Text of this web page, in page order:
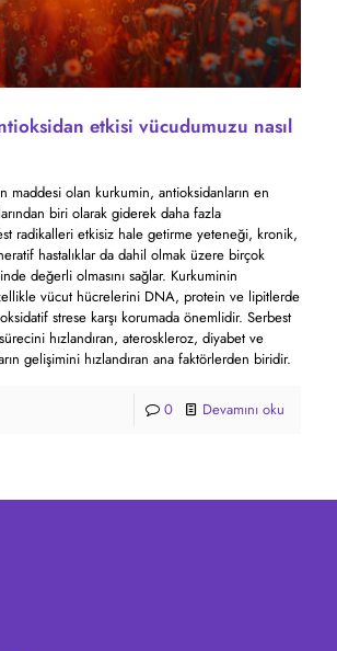
etkisi vücudumuzu nasıl
maddesi olan kurkumin, antioksidanların en
biri olarak giderek daha fazla
radikalleri etkisiz hale getirme yeteneği, kronik,
hastalıklar da dahil olmak üzere birçok
değerli olmasını sağlar. Kurkuminin
vücut hücrelerini DNA, protein ve lipitlerde
strese karşı korumada önemlidir. Serbest
hızlandıran, ateroskleroz, diyabet ve
gelişimini hızlandıran ana faktörlerden biridir.
0 Devamını oku